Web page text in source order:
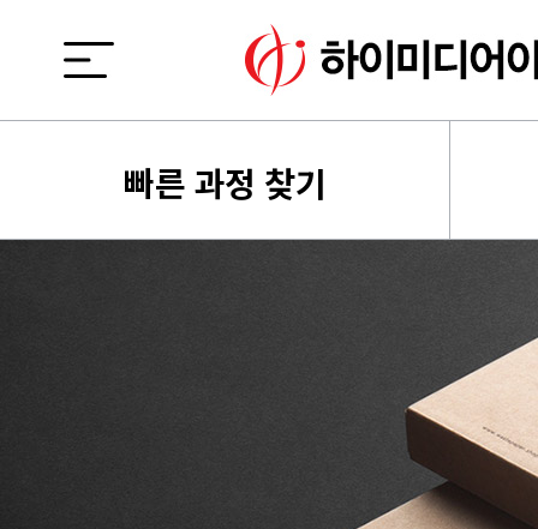
빠른 과정 찾기